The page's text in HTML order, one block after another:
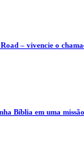
– vivencie o
Bíblia em uma